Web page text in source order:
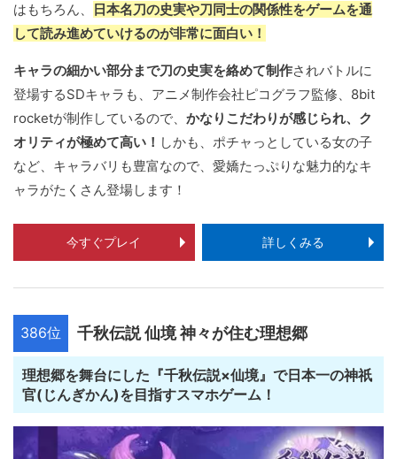
はもちろん、
日本名刀の史実や刀同士の関係性をゲームを通
して読み進めていけるのが非常に面白い！
キャラの細かい部分まで刀の史実を絡めて制作されバトルに
登場するSDキャラも、アニメ制作会社ピコグラフ監修、8bit
rocketが制作しているので、 かなりこだわりが感じられ、ク
オリティが極めて高い！ しかも、ポチャっとしている女の子
など、キャラバリも豊富なので、愛嬌たっぷりな魅力的なキ
ャラがたくさん登場します！
今すぐプレイ 詳しくみる
386位 千秋伝説 仙境 神々が住む理想郷
理想郷を舞台にした『千秋伝説×仙境』で日本一の神祇
官(じんぎかん)を目指すスマホゲーム！